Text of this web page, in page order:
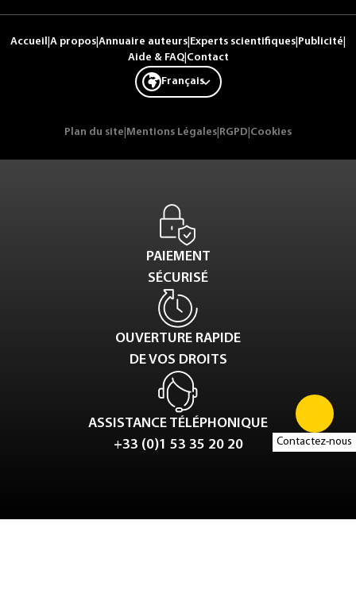
Contactez-nous
Accueil A propos Annuaire auteurs Experts scientifiques Publicité
Aide & FAQ| Contact
Français
Plan du site Mentions Légales RGPD Cookies
PAIEMENT
SÉCURISÉ
OUVERTURE RAPIDE
DE VOS DROITS
ASSISTANCE TÉLÉPHONIQUE
+33 (0)1 53 35 20 20